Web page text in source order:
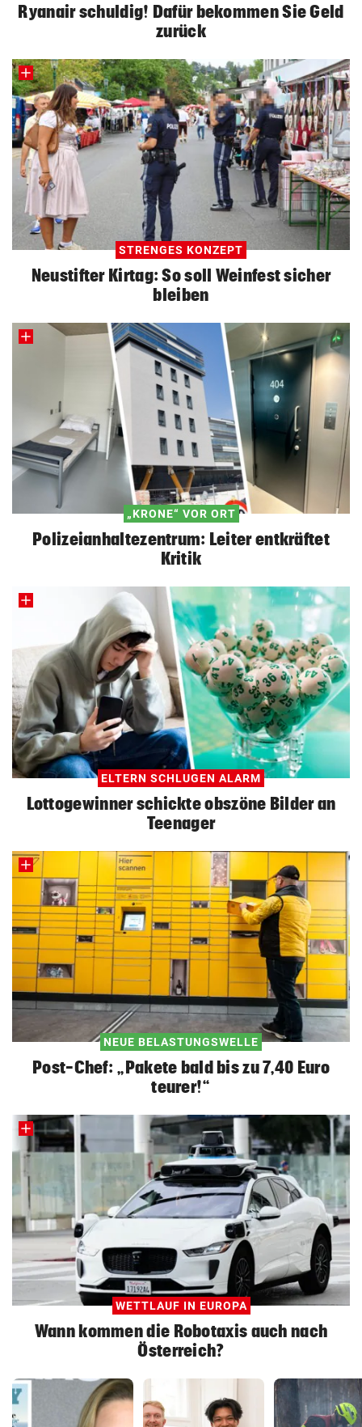
Ryanair schuldig! Dafür bekommen Sie Geld
zurück
STRENGES KONZEPT
Neustifter Kirtag: So soll Weinfest sicher
bleiben
„KRONE“ VOR ORT
Polizeianhaltezentrum: Leiter entkräftet
Kritik
ELTERN SCHLUGEN ALARM
Lottogewinner schickte obszöne Bilder an
Teenager
NEUE BELASTUNGSWELLE
Post-Chef: „Pakete bald bis zu 7,40 Euro
teurer!“
WETTLAUF IN EUROPA
Wann kommen die Robotaxis auch nach
Österreich?